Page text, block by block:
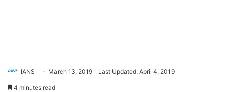
IANS March 13, 2019 Last Updated: April 4, 2019
4 minutes read